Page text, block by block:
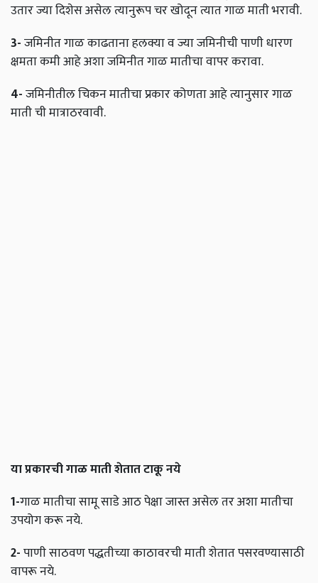
उतार ज्या दिशेस असेल त्यानुरूप चर खोदून त्यात गाळ माती भरावी.
3-जमिनीत गाळ काढताना हलक्या व ज्या जमिनीची पाणी धारण
क्षमता कमी आहे अशा जमिनीत गाळ मातीचा वापर करावा.
4-जमिनीतील चिकन मातीचा प्रकार कोणता आहे त्यानुसार गाळ
माती ची मात्राठरवावी.
याप्रकारचीगाळमातीशेतातटाकूनये
1-गाळ मातीचा सामू साडे आठ पेक्षा जास्त असेल तर अशा मातीचा
उपयोग करू नये.
2-पाणी साठवण पद्धतीच्या काठावरची माती शेतात पसरवण्यासाठी
वापरू नये.